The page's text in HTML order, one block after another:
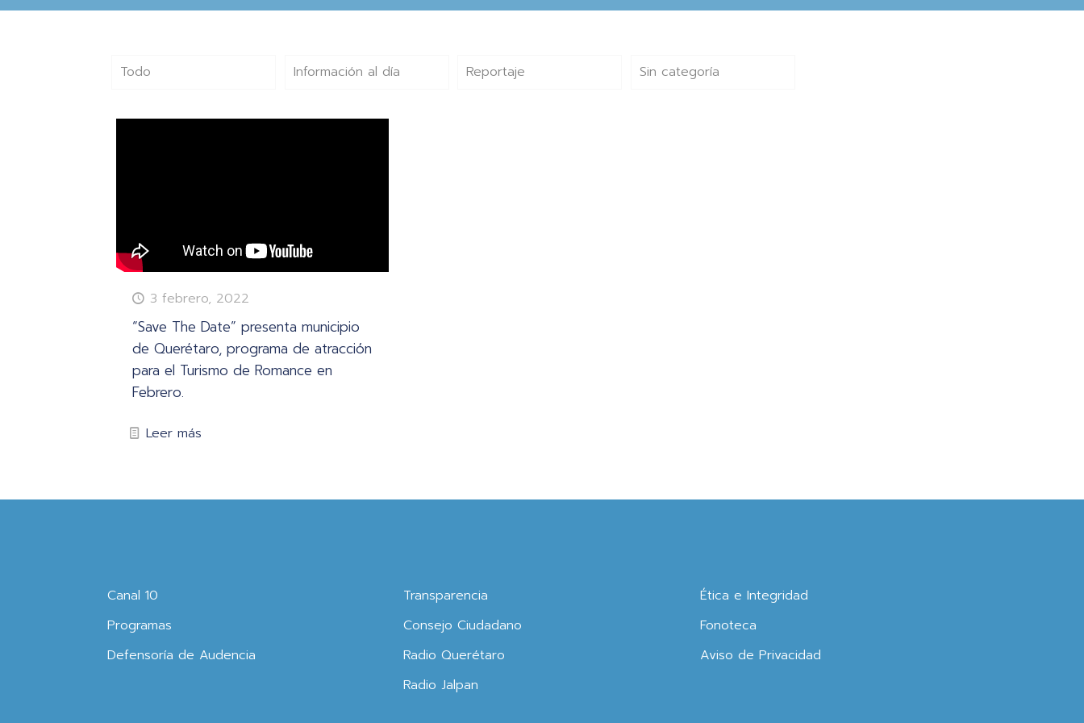
Todo Información al día Reportaje Sin categoría
3 febrero, 2022
“Save The Date” presenta municipio
de Querétaro, programa de atracción
para el Turismo de Romance en
Febrero.
Leer más
Canal 10
Programas
Defensoría de Audencia
Transparencia
Consejo Ciudadano
Radio Querétaro
Radio Jalpan
Ética e Integridad
Fonoteca
Aviso de Privacidad